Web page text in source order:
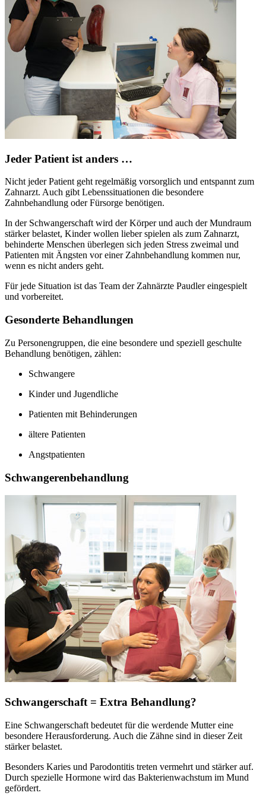
Jeder Patient ist anders …
Nicht jeder Patient geht regelmäßig vorsorglich und entspannt zum
Zahnarzt. Auch gibt Lebenssituationen die besondere
Zahnbehandlung oder Fürsorge benötigen.
In der Schwangerschaft wird der Körper und auch der Mundraum
stärker belastet, Kinder wollen lieber spielen als zum Zahnarzt,
behinderte Menschen überlegen sich jeden Stress zweimal und
Patienten mit Ängsten vor einer Zahnbehandlung kommen nur,
wenn es nicht anders geht.
Für jede Situation ist das Team der Zahnärzte Paudler eingespielt
und vorbereitet.
Gesonderte Behandlungen
Zu Personengruppen, die eine besondere und speziell geschulte
Behandlung benötigen, zählen:
Schwangere
Kinder und Jugendliche
Patienten mit Behinderungen
ältere Patienten
Angstpatienten
Schwangerenbehandlung
Schwangerschaft = Extra Behandlung?
Eine Schwangerschaft bedeutet für die werdende Mutter eine
besondere Herausforderung. Auch die Zähne sind in dieser Zeit
stärker belastet.
Besonders Karies und Parodontitis treten vermehrt und stärker auf.
Durch spezielle Hormone wird das Bakterienwachstum im Mund
gefördert.